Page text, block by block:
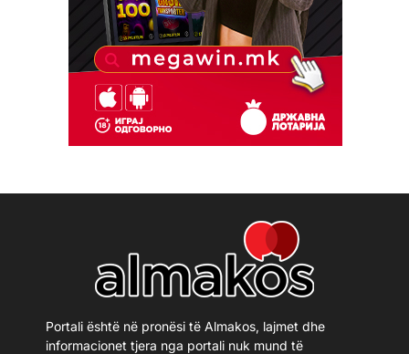
Portali është në pronësi të Almakos, lajmet dhe
informacionet tjera nga portali nuk mund të